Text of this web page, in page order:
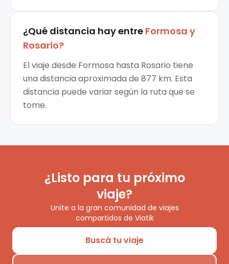
¿Qué distancia hay entre Formosa y
Rosario?
El viaje desde Formosa hasta Rosario tiene
una distancia aproximada de 877 km. Esta
distancia puede variar según la ruta que se
tome.
¿Listo para tu próximo
viaje?
Unite a la gran comunidad de viajes
compartidos de Viatik
Buscá tu viaje